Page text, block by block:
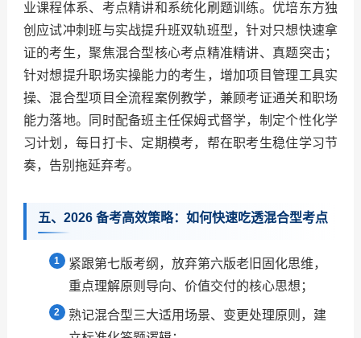
业课程体系、考点精讲和系统化刷题训练。优培东方独
创应试冲刺班与实战提升班双轨班型，针对只想快速拿
证的考生，聚焦混合型核心考点精准精讲、真题突击；
针对想提升职场实操能力的考生，增加项目管理工具实
操、混合型项目全流程案例教学，兼顾考证通关和职场
能力落地。同时配备班主任保姆式督学，制定个性化学
习计划，每日打卡、定期模考，帮在职考生稳住学习节
奏，告别拖延弃考。
五、2026 备考高效策略：如何快速吃透混合型考点
紧跟第七版考纲，放弃第六版老旧固化思维，
重点理解原则导向、价值交付的核心思想；
熟记混合型三大适用场景、变更处理原则，建